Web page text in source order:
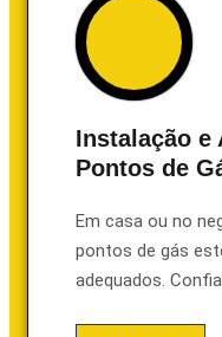
Instalação e
Pontos de
Em casa ou no
pontos de gás
adequados.